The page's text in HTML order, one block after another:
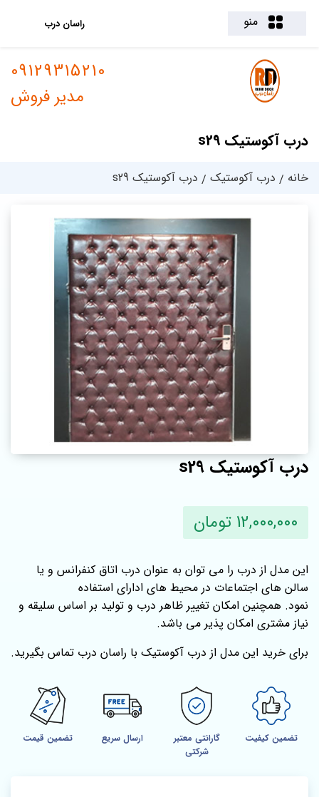
منو راسان درب
درب آکوستیک s29
09129315210
مدیر فروش
خانه درب آکوستیک درب آکوستیک s29
درب آکوستیک s29
12,000,000 تومان
این مدل از درب را می توان به عنوان درب اتاق کنفرانس و یا
سالن های اجتماعات در محیط های ادارای استفاده
نمود. همچنین امکان تغییر ظاهر درب و تولید بر اساس سلیقه و
نیاز مشتری امکان پذیر می باشد.
برای خرید این مدل از درب آکوستیک با راسان درب تماس بگیرید.
تضمین کیفیت
گارانتی معتبر
شرکتی
ارسال سریع تضمین قیمت